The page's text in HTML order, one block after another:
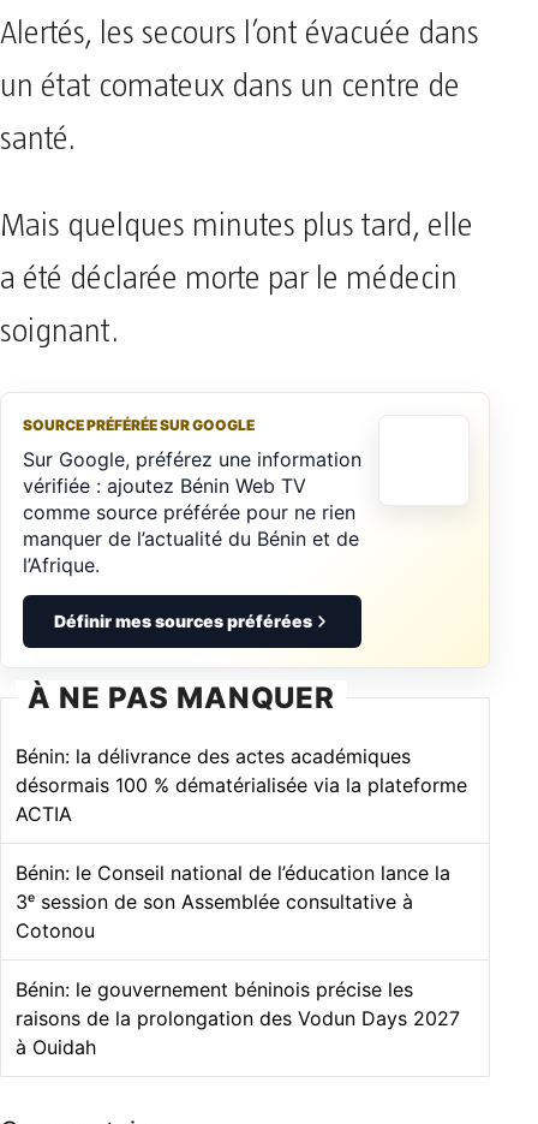
Alertés, les secours l’ont évacuée dans
un état comateux dans un centre de
santé.
Mais quelques minutes plus tard, elle
a été déclarée morte par le médecin
soignant.
SOURCE PRÉFÉRÉE SUR GOOGLE
Sur Google, préférez une information
vérifiée : ajoutez Bénin Web TV
comme source préférée pour ne rien
manquer de l’actualité du Bénin et de
l’Afrique.
Définir mes sources préférées
À NE PAS MANQUER
Bénin: la délivrance des actes académiques
désormais 100 % dématérialisée via la plateforme
ACTIA
Bénin: le Conseil national de l’éducation lance la
3ᵉ session de son Assemblée consultative à
Cotonou
Bénin: le gouvernement béninois précise les
raisons de la prolongation des Vodun Days 2027
à Ouidah